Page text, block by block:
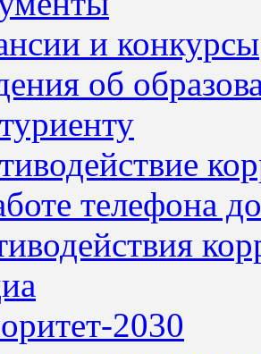
и конкурсы
об
телефона
2030